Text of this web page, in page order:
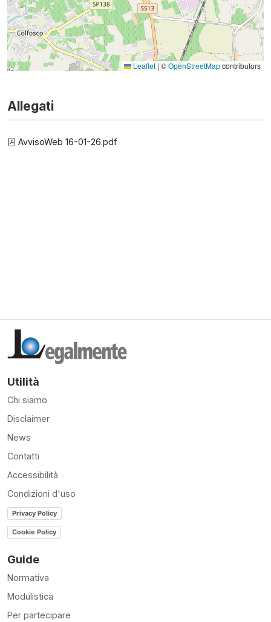
Leaflet | ©OpenStreetMapcontributors
Allegati
AvvisoWeb 16-01-26.pdf
Utilità
Chi siamo
Disclaimer
News
Contatti
Accessibilità
Condizioni d'uso
Privacy Policy
Cookie Policy
Guide
Normativa
Modulistica
Per partecipare